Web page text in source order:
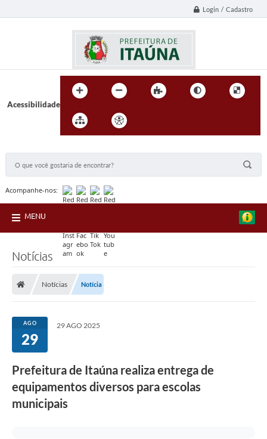
Login / Cadastro
Acessibilidade
Acompanhe-nos:
MENU
Notícias
Notícias Notícia
AGO
29
29 AGO 2025
Prefeitura de Itaúna realiza entrega de
equipamentos diversos para escolas
municipais